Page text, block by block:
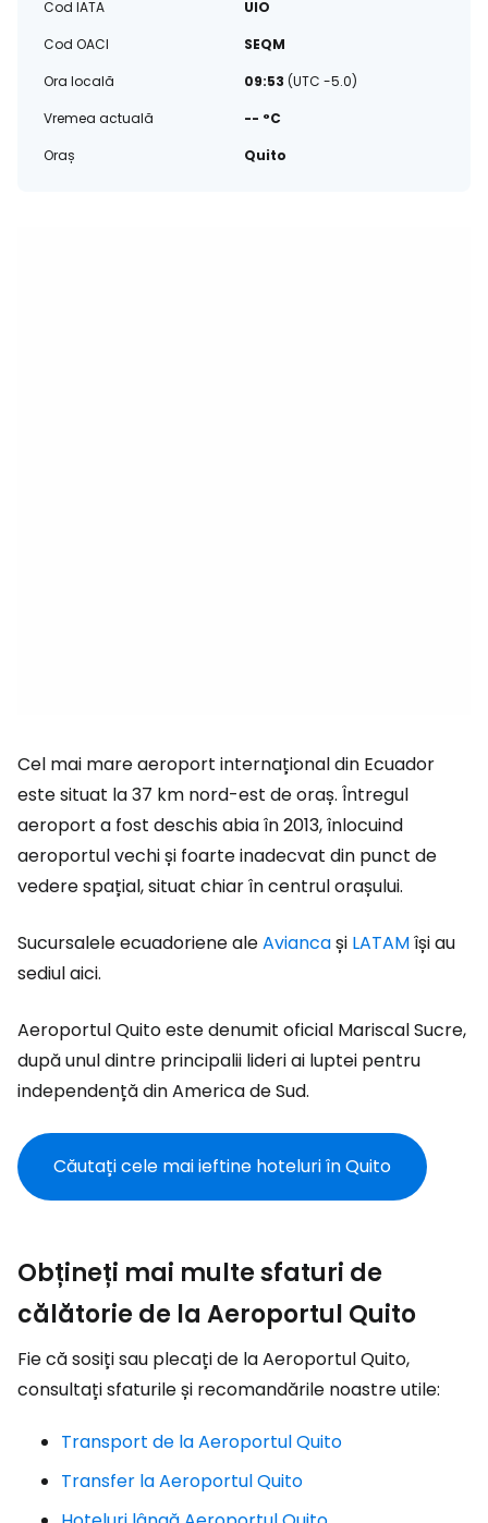
Cod IATA
UIO
Cod OACI
SEQM
Ora locală
09:53 (UTC -5.0)
Vremea actuală
-- °C
Oraș
Quito
Cel mai mare aeroport internațional din Ecuador
este situat la 37 km nord-est de oraș. Întregul
aeroport a fost deschis abia în 2013, înlocuind
aeroportul vechi și foarte inadecvat din punct de
vedere spațial, situat chiar în centrul orașului.
Sucursalele ecuadoriene aleAviancași LATAMîși au
sediul aici.
Aeroportul Quito este denumit oficial Mariscal Sucre,
după unul dintre principalii lideri ai luptei pentru
independență din America de Sud.
Căutați cele mai ieftine hoteluri în Quito
Obțineți mai multe sfaturi de
călătorie de la Aeroportul Quito
Fie că sosiți sau plecați de la Aeroportul Quito,
consultați sfaturile și recomandările noastre utile:
Transport de la Aeroportul Quito
Transfer la Aeroportul Quito